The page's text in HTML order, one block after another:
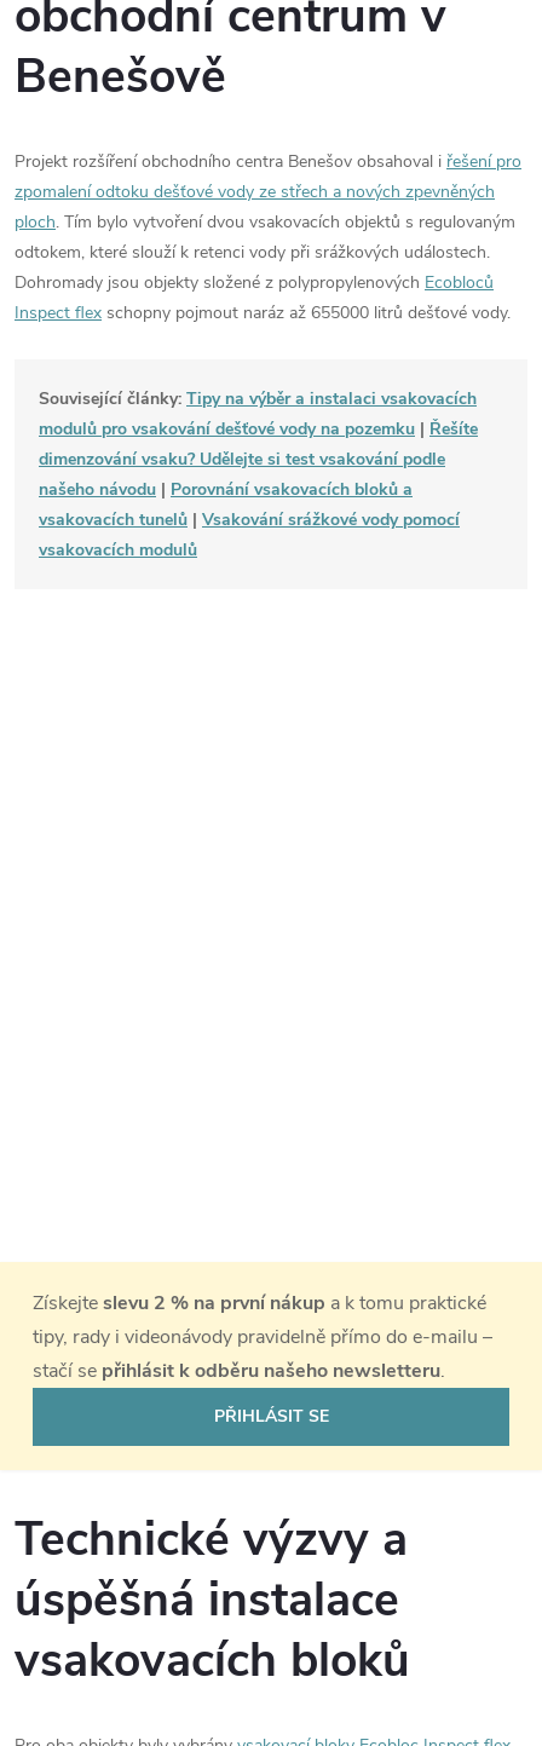
obchodní centrum v
Benešově
Projekt rozšíření obchodního centra Benešov obsahoval i řešení pro
zpomalení odtoku dešťové vody ze střech a nových zpevněných
ploch. Tím bylo vytvoření dvou vsakovacích objektů s regulovaným
odtokem, které slouží k retenci vody při srážkových událostech.
Dohromady jsou objekty složené z polypropylenových Ecobloců
Inspect flex schopny pojmout naráz až 655000 litrů dešťové vody.
Související články: Tipy na výběr a instalaci vsakovacích
modulů pro vsakování dešťové vody na pozemku | Řešíte
dimenzování vsaku? Udělejte si test vsakování podle
našeho návodu | Porovnání vsakovacích bloků a
vsakovacích tunelů | Vsakování srážkové vody pomocí
vsakovacích modulů
Získejteslevu 2 % na první nákup a k tomu praktické
tipy, rady i videonávody pravidelně přímo do e-mailu –
stačí se přihlásit k odběru našeho newsletteru.
PŘIHLÁSIT SE
Technické výzvy a
úspěšná instalace
vsakovacích bloků